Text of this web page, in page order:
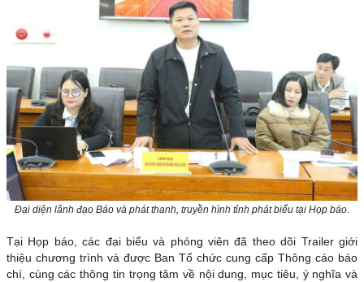
Đại diện lãnh đạo Báo và phát thanh, truyền hình tỉnh phát biểu tại Họp báo.
Tại Họp báo, các đại biểu và phóng viên đã theo dõi Trailer giới
thiệu chương trình và được Ban Tổ chức cung cấp Thông cáo báo
chí, cùng các thông tin trọng tâm về nội dung, mục tiêu, ý nghĩa và